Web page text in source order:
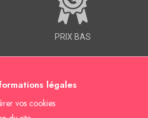
PRIX BAS
légales
vos cookies